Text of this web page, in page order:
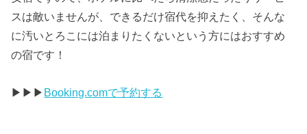
スは敵いませんが、できるだけ宿代を抑えたく、そんな
に汚いとろこには泊まりたくないという方にはおすすめ
の宿です！
▶︎▶︎▶︎ Booking.comで予約する